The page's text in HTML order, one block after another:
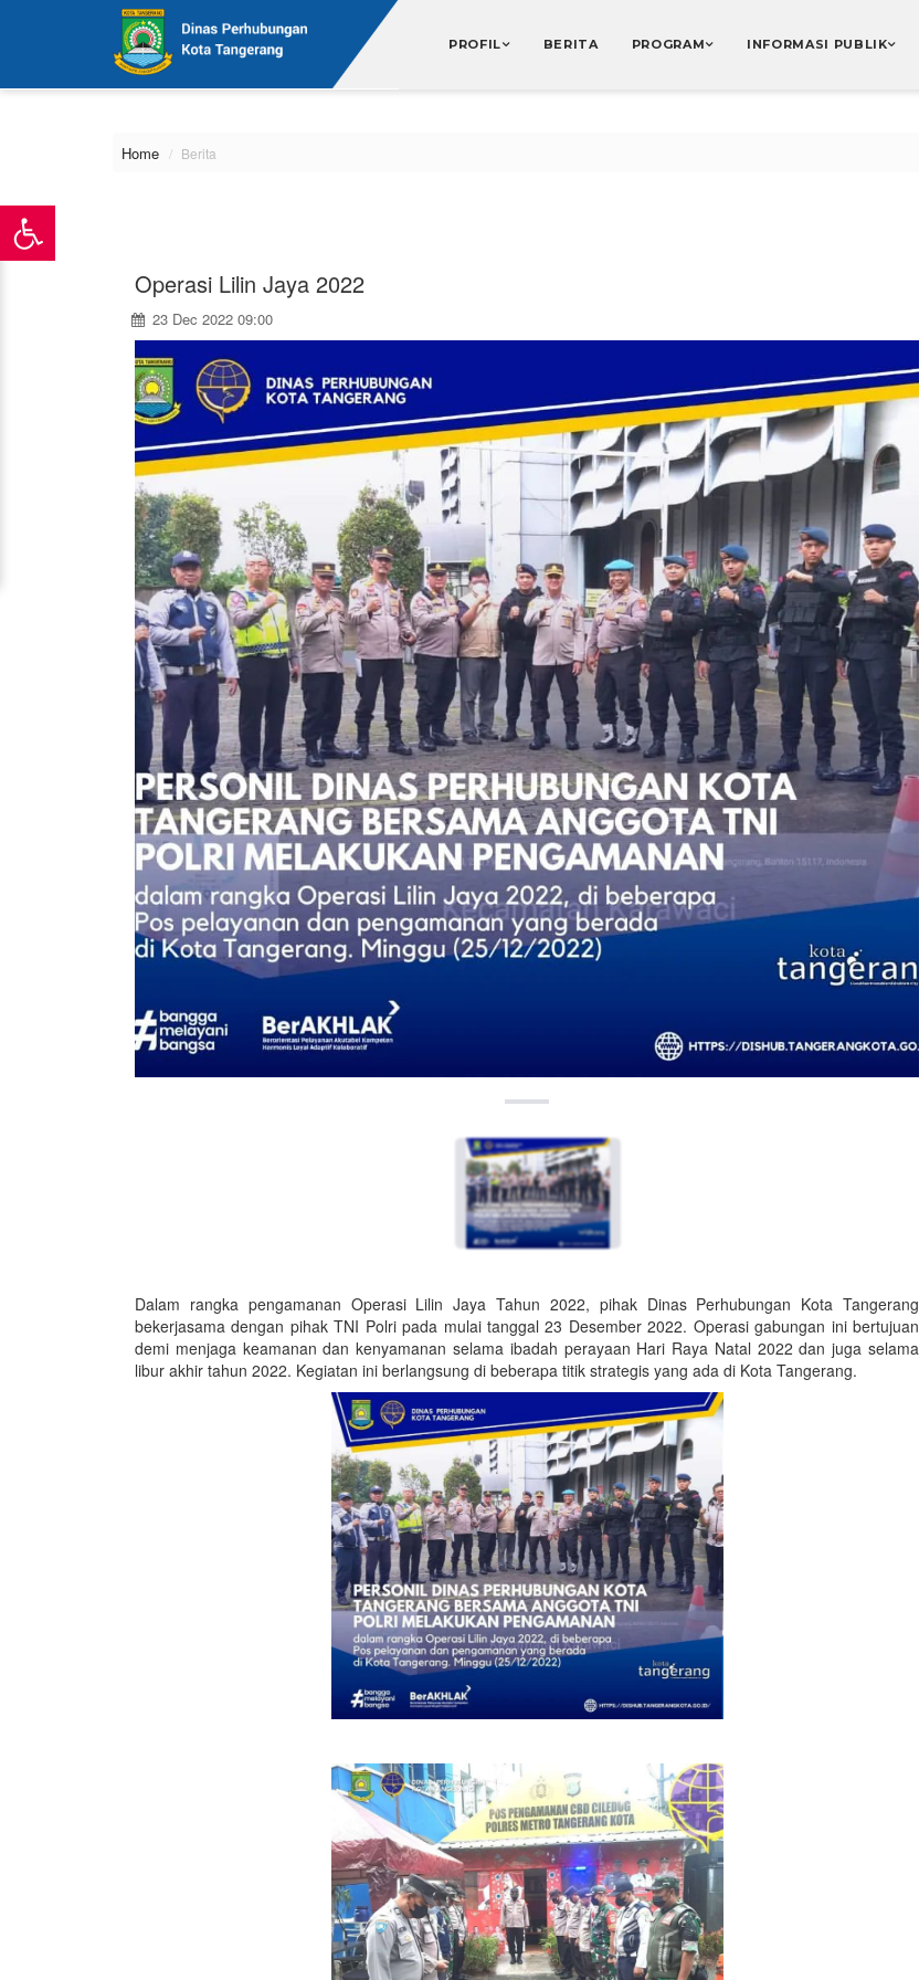
PROFIL BERITA PROGRAM INFORMASI PUBLIK
Home Berita
Operasi Lilin Jaya 2022
23 Dec 2022 09:00
Dalam rangka pengamanan Operasi Lilin Jaya Tahun 2022, pihak Dinas Perhubungan Kota Tangerang
bekerjasama dengan pihak TNI Polri pada mulai tanggal 23 Desember 2022. Operasi gabungan ini bertujuan
demi menjaga keamanan dan kenyamanan selama ibadah perayaan Hari Raya Natal 2022 dan juga selama
libur akhir tahun 2022. Kegiatan ini berlangsung di beberapa titik strategis yang ada di Kota Tangerang.